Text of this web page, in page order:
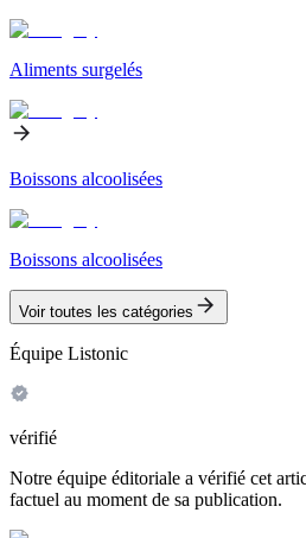
Aliments surgelés
Boissons alcoolisées
Boissons alcoolisées
Voir toutes les catégories
Équipe Listonic
vérifié
Notre équipe éditoriale a vérifié cet
factuel au moment de sa publication.